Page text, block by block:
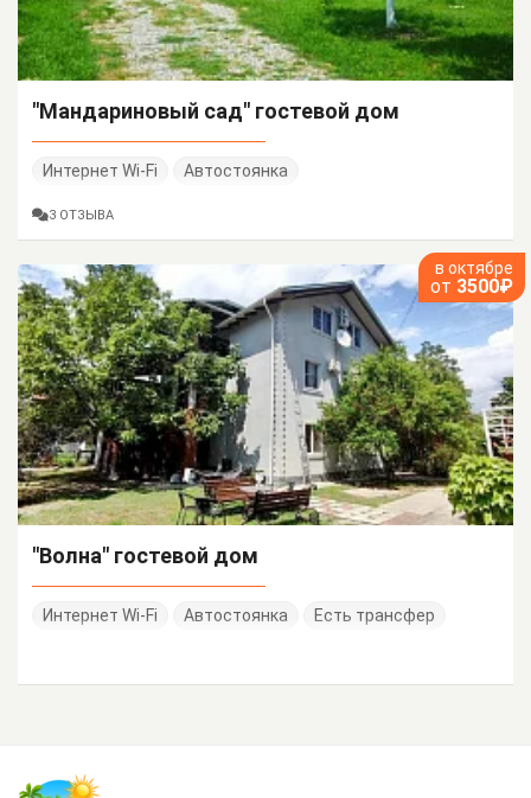
"Мандариновый сад" гостевой дом
Интернет Wi-Fi Автостоянка
3 ОТЗЫВА
в октябре
от 3500₽
"Волна" гостевой дом
Интернет Wi-Fi Автостоянка Есть трансфер